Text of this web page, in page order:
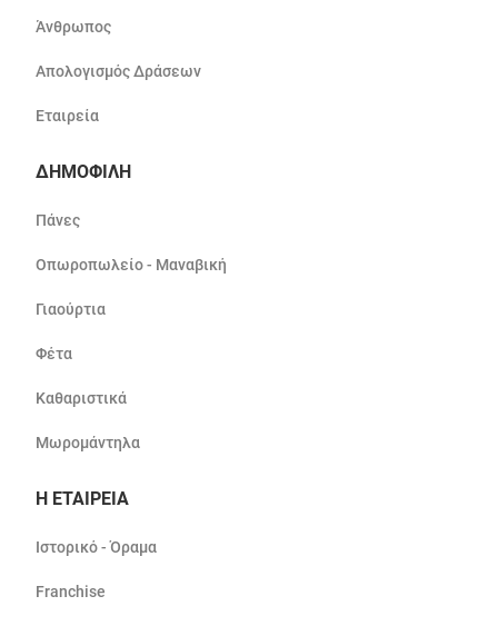
Άνθρωπος
Απολογισμός Δράσεων
Εταιρεία
ΔΗΜΟΦΙΛΗ
Πάνες
Οπωροπωλείο - Μαναβική
Γιαούρτια
Φέτα
Καθαριστικά
Μωρομάντηλα
Η ΕΤΑΙΡΕΙΑ
Ιστορικό - Όραμα
Franchise